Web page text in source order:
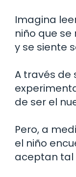
Imagina
niño que
y se siente
A través de
de ser el
Pero, a
el niño
aceptan tal